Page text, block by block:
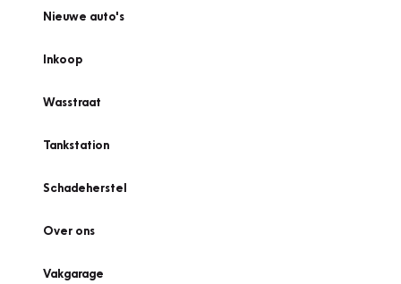
Nieuwe auto's
Inkoop
Wasstraat
Tankstation
Schadeherstel
Over ons
Vakgarage